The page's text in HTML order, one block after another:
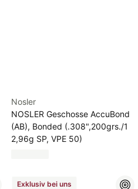
Nosler
NOSLER Geschosse AccuBond
(AB), Bonded (.308",200grs./1
2,96g SP, VPE 50)
Exklusiv bei uns